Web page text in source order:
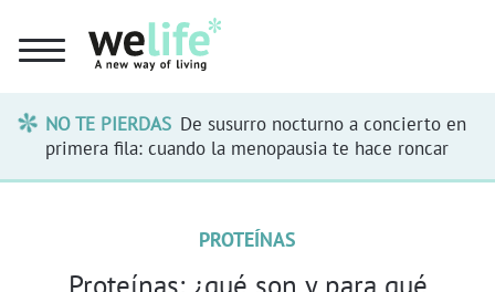
NO TE PIERDAS De susurro nocturno a concierto en
primera fila: cuando la menopausia te hace roncar
PROTEÍNAS
Proteínas: ¿qué son y para qué